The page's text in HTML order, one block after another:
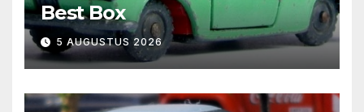
Best Box
5 AUGUSTUS 2026